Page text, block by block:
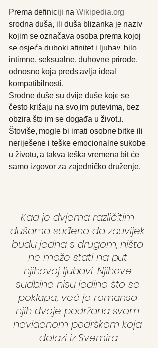
Prema definiciji na Wikipedia.org
srodna duša, ili duša blizanka je naziv
kojim se označava osoba prema kojoj
se osjeća duboki afinitet i ljubav, bilo
intimne, seksualne, duhovne prirode,
odnosno koja predstavlja ideal
kompatibilnosti.
Srodne duše su dvije duše koje se
često križaju na svojim putevima, bez
obzira što im se događa u životu.
Štoviše, mogle bi imati osobne bitke ili
neriješene i teške emocionalne sukobe
u životu, a takva teška vremena bit će
samo izgovor za zajedničko druženje.
Kad je dvjema različitim
dušama suđeno da zauvijek
budu jedna s drugom, ništa
ne može stati na put
njihovoj ljubavi. Njihove
sudbine nisu jedino što se
poklapa, već je romansa
njih dvoje podržana svom
neviđenom podrškom koja
dolazi iz Svemira.